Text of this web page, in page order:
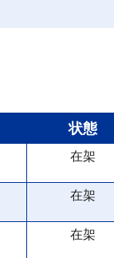
状態
在架
在架
在架